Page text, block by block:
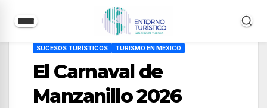
contenido
SUCESOS TURÍSTICOS TURISMO EN MÉXICO
El Carnaval de
Manzanillo 2026